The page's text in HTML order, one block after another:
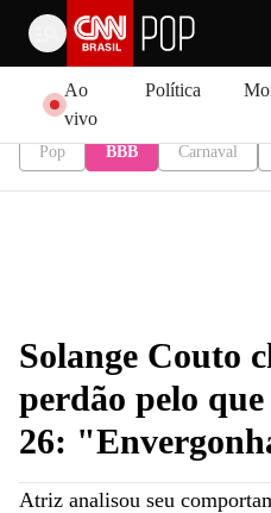
Ao
vivo
Política
Pop BBB Carnaval
Solange Couto
perdão pelo
26:
Atriz analisou seu